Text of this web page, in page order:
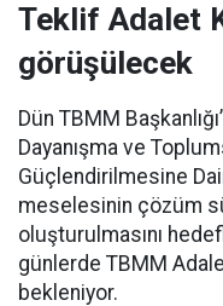
Teklif Adalet
görüşülecek
Dün TBMM
Dayanışma ve
Güçlendirilmesine
meselesinin çözüm
oluşturulmasını
günlerde TBMM
bekleniyor.